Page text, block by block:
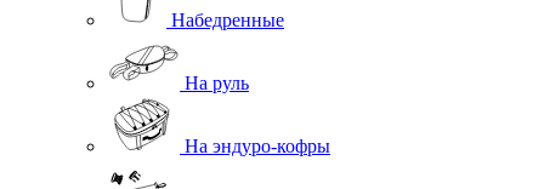
Набедренные
На руль
На эндуро-кофры